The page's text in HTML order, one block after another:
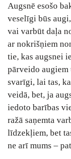
Augsnē esošo
veselīgi būs
vai varbūt daļa
ar nokrišņiem
tie, kas augsnei
pārveido augiem
svarīgi, lai tas,
veidā, bet, ja
iedoto barības
ražā saņemta
līdzekļiem, bet
ne arī mums –